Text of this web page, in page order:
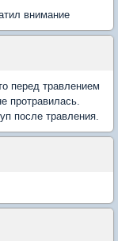
внимание
перед травлением
протравилась.
после травления.